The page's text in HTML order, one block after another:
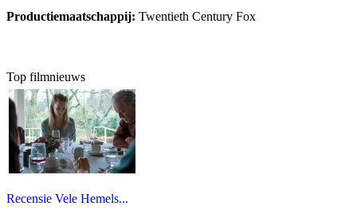
Productiemaatschappij: Twentieth Century Fox
Top filmnieuws
Recensie Vele Hemels...